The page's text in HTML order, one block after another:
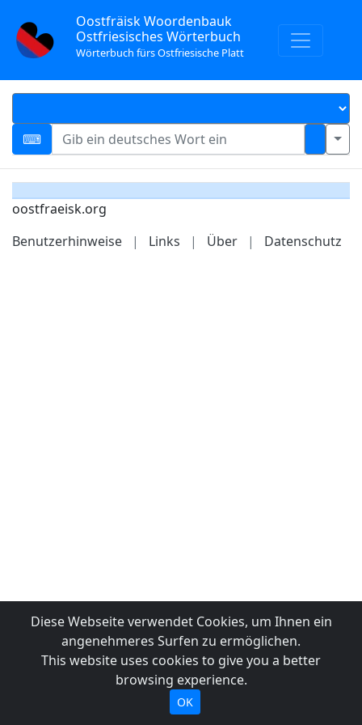
Oostfräisk Woordenbauk
Ostfriesisches Wörterbuch
Wörterbuch fürs Ostfriesische Platt
oostfraeisk.org
Benutzerhinweise
| Links | Über | Datenschutz
Diese Webseite verwendet Cookies, um Ihnen ein
angenehmeres Surfen zu ermöglichen.
This website uses cookies to give you a better
browsing experience.
OK